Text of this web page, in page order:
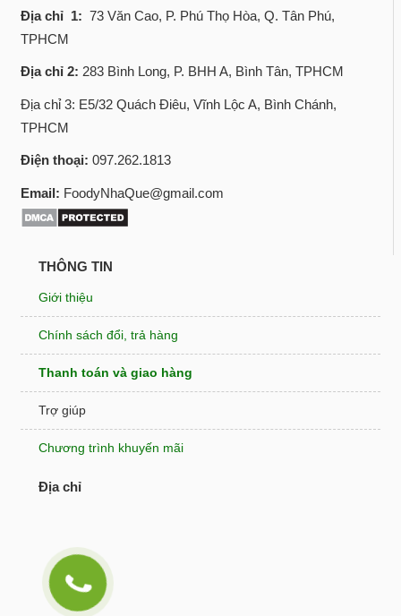
Địa chỉ 1: 73 Văn Cao, P. Phú Thọ Hòa, Q. Tân Phú,
TPHCM
Địa chỉ 2: 283 Bình Long, P. BHH A, Bình Tân, TPHCM
Địa chỉ 3: E5/32 Quách Điêu, Vĩnh Lộc A, Bình Chánh,
TPHCM
Điện thoại: 097.262.1813
Email: FoodyNhaQue@gmail.com
THÔNG TIN
Giới thiệu
Chính sách đổi, trả hàng
Thanh toán và giao hàng
Trợ giúp
Chương trình khuyến mãi
Địa chỉ